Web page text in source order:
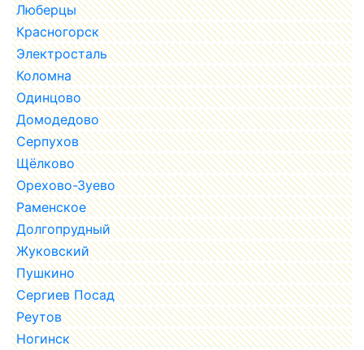
Люберцы
Красногорск
Электросталь
Коломна
Одинцово
Домодедово
Серпухов
Щёлково
Орехово-Зуево
Раменское
Долгопрудный
Жуковский
Пушкино
Сергиев Посад
Реутов
Ногинск